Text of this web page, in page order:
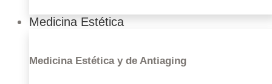
Medicina Estética
Medicina Estética y de Antiaging
Lifting de pechos